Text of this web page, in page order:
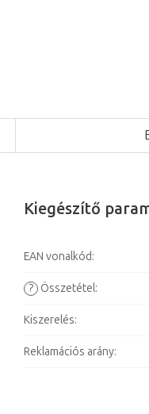
Kiegészítő
EAN vonalkód:
? Összetétel:
Kiszerelés:
Reklamációs arány: